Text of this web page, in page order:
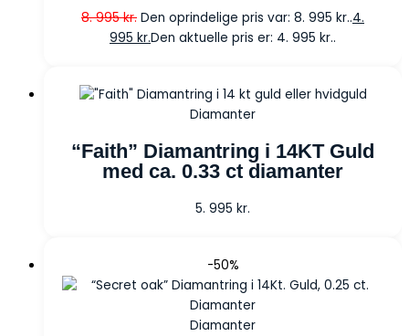
8. 995kr. Den oprindelige pris var: 8. 995 kr..4.
995 kr.Den aktuelle pris er: 4. 995 kr..
Diamanter
“Faith” Diamantring i 14KT Guld
med ca. 0.33 ct diamanter
5. 995 kr.
-50%
Diamanter